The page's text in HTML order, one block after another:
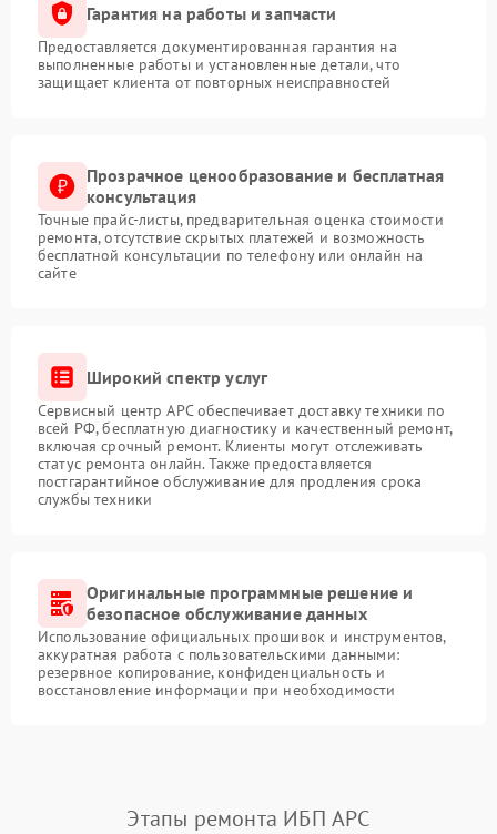
Гарантия на работы и запчасти
Предоставляется документированная гарантия на
выполненные работы и установленные детали, что
защищает клиента от повторных неисправностей
Прозрачное ценообразование и бесплатная
консультация
Точные прайс-листы, предварительная оценка стоимости
ремонта, отсутствие скрытых платежей и возможность
бесплатной консультации по телефону или онлайн на
сайте
Широкий спектр услуг
Сервисный центр APC обеспечивает доставку техники по
всей РФ, бесплатную диагностику и качественный ремонт,
включая срочный ремонт. Клиенты могут отслеживать
статус ремонта онлайн. Также предоставляется
постгарантийное обслуживание для продления срока
службы техники
Оригинальные программные решение и
безопасное обслуживание данных
Использование официальных прошивок и инструментов,
аккуратная работа с пользовательскими данными:
резервное копирование, конфиденциальность и
восстановление информации при необходимости
Этапы ремонта ИБП APC